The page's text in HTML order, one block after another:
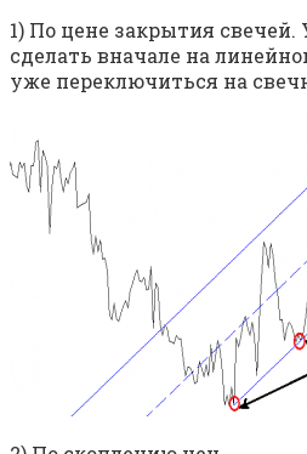
1) По цене закрытия свечей.
сделать вначале на
уже переключиться на